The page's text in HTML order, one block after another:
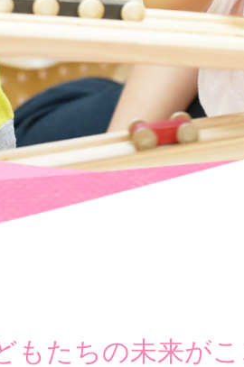
もたちの未来が